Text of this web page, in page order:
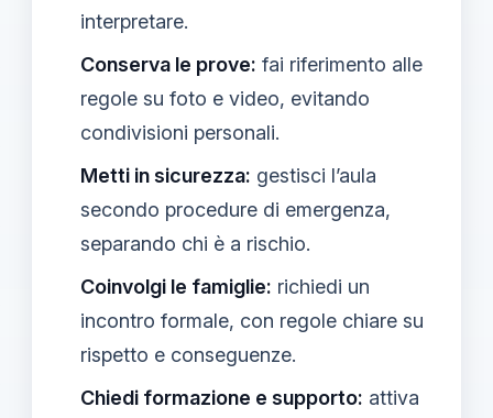
interpretare.
Conserva le prove: fai riferimento alle
regole su foto e video, evitando
condivisioni personali.
Metti in sicurezza: gestisci l’aula
secondo procedure di emergenza,
separando chi è a rischio.
Coinvolgi le famiglie: richiedi un
incontro formale, con regole chiare su
rispetto e conseguenze.
Chiedi formazione e supporto: attiva